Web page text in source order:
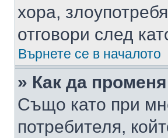
хора,
отговори след
Върнете се в началото
» Как да
Също като при
потребителя,